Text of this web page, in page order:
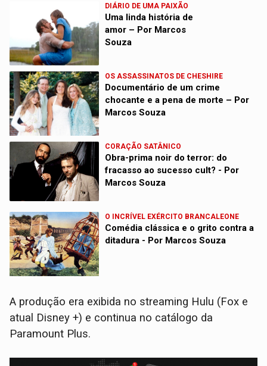
DIÁRIO DE UMA PAIXÃO
Uma linda história de
amor – Por Marcos
Souza
OS ASSASSINATOS DE CHESHIRE
Documentário de um crime
chocante e a pena de morte – Por
Marcos Souza
CORAÇÃO SATÂNICO
Obra-prima noir do terror: do
fracasso ao sucesso cult? - Por
Marcos Souza
O INCRÍVEL EXÉRCITO BRANCALEONE
Comédia clássica e o grito contra a
ditadura - Por Marcos Souza
A produção era exibida no streaming Hulu (Fox e
atual Disney +) e continua no catálogo da
Paramount Plus.